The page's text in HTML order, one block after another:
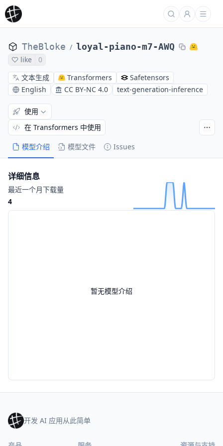
TheBloke / loyal-piano-m7-AWQ
like
0
文本生成
Transformers
Safetensors
English
CC BY-NC 4.0 text-generation-inference
模型介绍 模型文件 Issues
使用
在 Transformers 中使用
暂无模型介绍
详细信息
最近一个月下载量
4
开发 AI 应用从此简单